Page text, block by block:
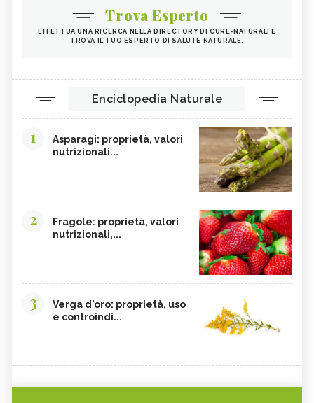
Trova Esperto
EFFETTUA UNA RICERCA NELLA DIRECTORY DI CURE-NATURALI E
TROVA IL TUO ESPERTO DI SALUTE NATURALE.
Enciclopedia Naturale
1
Asparagi: proprietà, valori
nutrizionali...
2
Fragole: proprietà, valori
nutrizionali,...
3
Verga d'oro: proprietà, uso
e controindi...